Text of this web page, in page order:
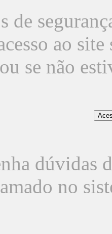
de
ao
ou se não
dúvidas
no